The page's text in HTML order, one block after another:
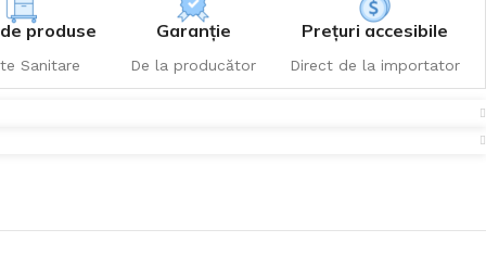
produse
Sanitare
Garanție
De la producător
Prețuri accesibile
Direct de la importator